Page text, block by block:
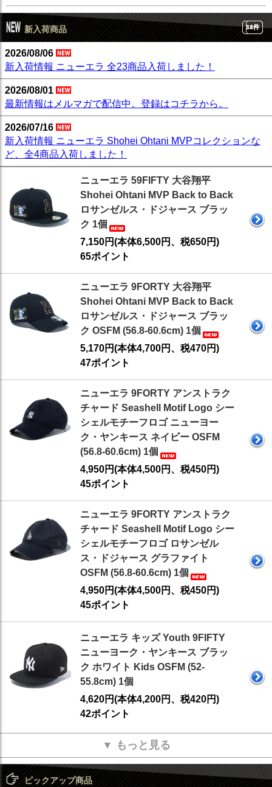
14件
新入荷商品
2026/08/06
新入荷情報 ニューエラ 全23商品入荷しました！
2026/08/01
最新情報はメルマガで配信中。登録はコチラから。
2026/07/16
新入荷情報 ニューエラ Shohei Ohtani MVPコレクションな
ど、全4商品入荷しました！
ニューエラ 59FIFTY 大谷翔平
Shohei Ohtani MVP Back to Back
ロサンゼルス・ドジャース ブラッ
ク 1個
7,150円(本体6,500円、税650円)
65ポイント
ニューエラ 9FORTY 大谷翔平
Shohei Ohtani MVP Back to Back
ロサンゼルス・ドジャース ブラッ
ク OSFM (56.8-60.6cm) 1個
5,170円(本体4,700円、税470円)
47ポイント
ニューエラ 9FORTY アンストラク
チャード Seashell Motif Logo シー
シェルモチーフロゴ ニューヨー
ク・ヤンキース ネイビー OSFM
(56.8-60.6cm) 1個
4,950円(本体4,500円、税450円)
45ポイント
ニューエラ 9FORTY アンストラク
チャード Seashell Motif Logo シー
シェルモチーフロゴ ロサンゼル
ス・ドジャース グラファイト
OSFM (56.8-60.6cm) 1個
4,950円(本体4,500円、税450円)
45ポイント
ニューエラ キッズ Youth 9FIFTY
ニューヨーク・ヤンキース ブラッ
ク ホワイト Kids OSFM (52-
55.8cm) 1個
4,620円(本体4,200円、税420円)
42ポイント
▼ もっと見る
ピックアップ商品
4件
33件